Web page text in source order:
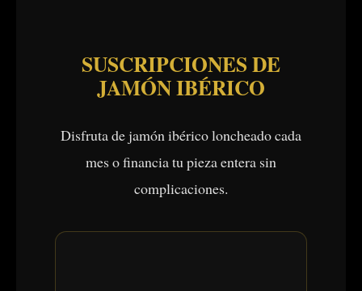
SUSCRIPCIONES DE
JAMÓN IBÉRICO
Disfruta de jamón ibérico loncheado cada
mes o financia tu pieza entera sin
complicaciones.